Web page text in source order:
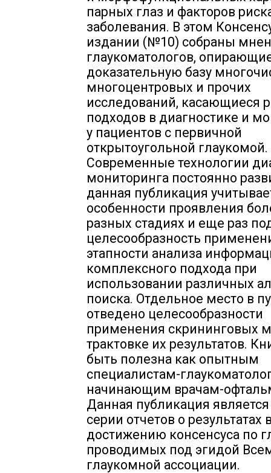
парных глаз и факторов
заболевания. В этом
издании (№10) собраны
глаукоматологов,
доказательную базу
многоцентровых и прочих
исследований, касающиеся
подходов в диагностике и
у пациентов с первичной
открытоугольной глаукомой.
Современные технологии
мониторинга постоянно
данная публикация
особенности проявления
разных стадиях и еще раз
целесообразность
этапности анализа
комплексного подхода при
использовании различных
поиска. Отдельное место в
отведено целесообразности
применения скрининговых
трактовке их результатов.
быть полезна как опытным
специалистам-
начинающим врачам-
Данная публикация
серии отчетов о результатах
достижению консенсуса по
проводимых под эгидой
глаукомной ассоциации.